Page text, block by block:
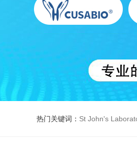
热门关键词： St John's Laboratory，